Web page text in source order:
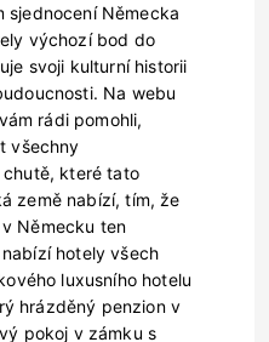
sjednocení Německa
výchozí bod do
svoji kulturní historii
Na webu
rádi pomohli,
všechny
které tato
země nabízí, tím, že
Německu ten
hotely všech
luxusního hotelu
hrázděný penzion v
pokoj v zámku s